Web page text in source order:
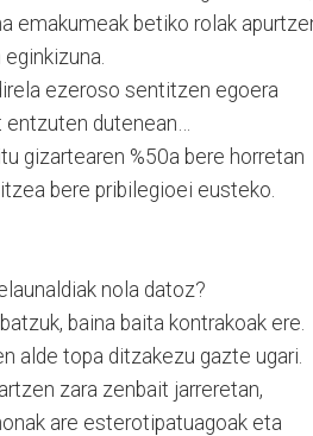
emakumeak betiko rolak
ezeroso sentitzen egoera
dutenean…
gizartearen %50a bere horretan
bere pribilegioei eusteko.
nola datoz?
baina baita kontrakoak ere.
alde topa ditzakezu gazte ugari.
zara zenbait jarreretan,
are esterotipatuagoak eta